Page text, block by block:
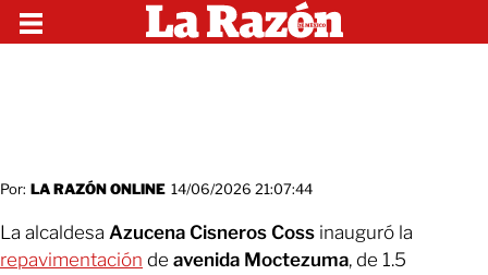
Por: LA RAZÓN ONLINE 14/06/2026 21:07:44
La alcaldesa Azucena Cisneros Coss inauguró la
repavimentación de avenida Moctezuma, de 1.5